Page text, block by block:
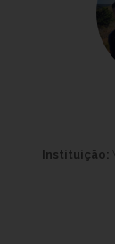
Instituição: